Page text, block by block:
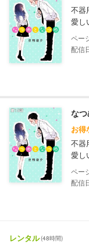
不器
愛し
配信
なつ
お得
不器
愛し
配信
レンタル(48時間)